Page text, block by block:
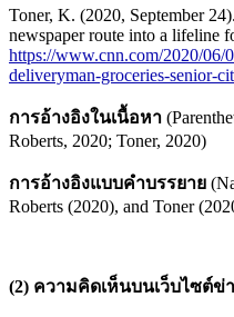
Toner, K. (2020, September
newspaper route into a lifeline
https://www.cnn.com/2020/06/
deliveryman-groceries-senior-
การอ้างอิงในเนื้อหา
Roberts, 2020; Toner, 2020)
การอ้างอิงแบบคำบรรยาย
Roberts (2020), and Toner
(2) ความคิดเห็นบนเว็บไซต์ข่